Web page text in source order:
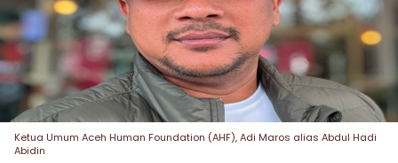
Ketua Umum Aceh Human Foundation (AHF), Adi Maros alias Abdul Hadi
Abidin